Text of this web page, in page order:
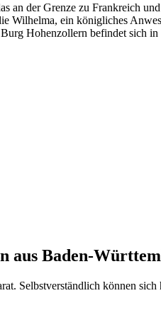
an der Grenze zu Frankreich
Wilhelma, ein königliches
Hohenzollern befindet sich
aus Baden-
Selbstverständlich können